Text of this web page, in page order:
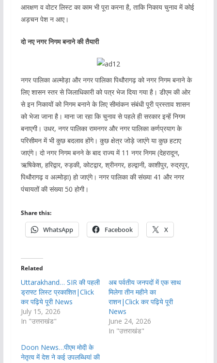
आरक्षण व वोटर लिस्ट का काम भी पूरा करना है, ताकि निकाय चुनाव में कोई
अड़चन पेश न आए।
दो नए नगर निगम बनाने की तैयारी
नगर पालिका अल्मोड़ा और नगर पालिका पिथौरागढ़ को नगर निगम बनाने के
लिए शासन स्तर से जिलाधिकारी को पत्र भेज दिया गया है। डीएम की ओर
से इन निकायों को निगम बनाने के लिए सीमांकन संबंधी पूरी प्रस्ताव शासन
को भेजा जाना है। माना जा रहा कि चुनाव से पहले ही सरकार इन्हें निगम
बनाएगी। उधर, नगर पालिका रामनगर और नगर पालिका कर्णप्रयाग के
परिसीमन में भी कुछ बदलाव होंगे। कुछ क्षेत्र जोड़े जाएंगे या कुछ हटाए
जाएंगे। दो नगर निगम बनने के बाद राज्य में 11 नगर निगम (देहरादून,
ऋषिकेश, हरिद्वार, रुड़की, कोटद्वार, श्रीनगर, हल्द्वानी, काशीपुर, रुद्रपुर,
पिथौरागढ़ व अल्मोड़ा) हो जाएंगे। नगर पालिका की संख्या 41 और नगर
पंचायतों की संख्या 50 होगी।
Share this:
WhatsApp Facebook X
Related
Uttarakhand… SIR की पहली
ड्राफ्ट लिस्ट प्रकाशित|Click
कर पढ़िये पूरी News
July 15, 2026
In "उत्तराखंड"
अब पर्वतीय जनपदों में एक साथ
मिलेगा तीन महीने का
राशन|Click कर पढ़िये पूरी
News
June 24, 2026
In "उत्तराखंड"
Doon News…पीएम मोदी के
नेतृत्व में देश ने कई उपलब्धियां की